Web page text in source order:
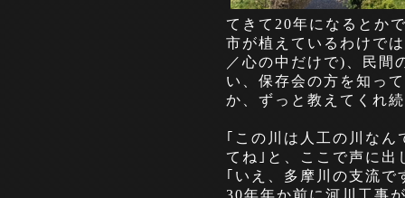
てきて20年になるとか
市が植えているわけで
／心の中だけで)、民間
い、保存会の方を知っ
か、ずっと教えてくれ
｢この川は人工の川なん
てね｣と、ここで声に出
｢いえ、多摩川の支流で
30年年か前に河川工事